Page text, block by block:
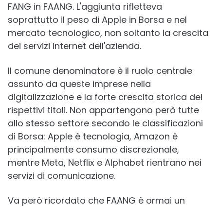
FANG in FAANG. L'aggiunta rifletteva
soprattutto il peso di Apple in Borsa e nel
mercato tecnologico, non soltanto la crescita
dei servizi internet dell'azienda.
Il comune denominatore è il ruolo centrale
assunto da queste imprese nella
digitalizzazione e la forte crescita storica dei
rispettivi titoli. Non appartengono però tutte
allo stesso settore secondo le classificazioni
di Borsa: Apple è tecnologia, Amazon è
principalmente consumo discrezionale,
mentre Meta, Netflix e Alphabet rientrano nei
servizi di comunicazione.
Va però ricordato che FAANG è ormai un